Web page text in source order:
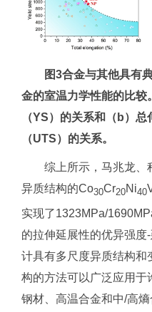
图3合金与其他具有
金的室温力学性能的比较
（YS）的关系和（b）
（UTS）的关系。
综上所示，马兆龙、
异质结构的Co30Cr20Ni40
实现了1323MPa/
的拉伸延展性的优异强度
计具有多尺度异质结构和
构的方法可以广泛应用于
钢材、高温合金和中/高熵